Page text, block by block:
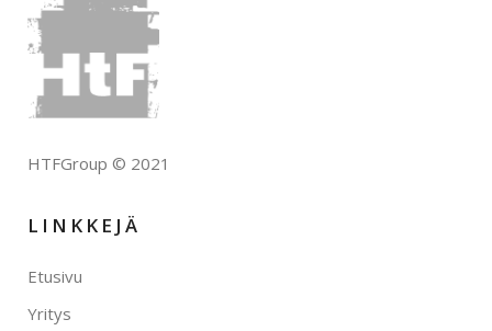
HTFGroup © 2021
LINKKEJÄ
Etusivu
Yritys